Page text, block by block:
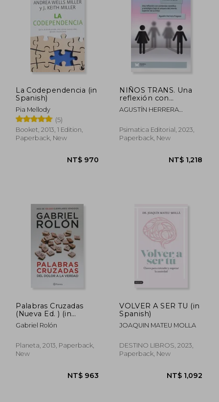
NT$ 937 NT$
La Codependencia (in
Spanish)
Pia Mellody
(5)
Booket, 2013, 1 Edition,
Paperback, New
NT$ 970
NIÑOS TRANS. Una
reflexión con
contenido científico y
axiológico bajo el
superior de la niñez
(in Spanish)
AGUSTÍN HERRERA
Psimatica Editorial, 2023,
Paperback, New
NT$
Palabras Cruzadas
(Nueva Ed. ) (in
Spanish)
Gabriel Rolón
Planeta, 2013, Paperback,
New
VOLVER A SER TU (in
Spanish)
JOAQUIN MATEU MOLLA
DESTINO LIBROS, 2023,
Paperback, New